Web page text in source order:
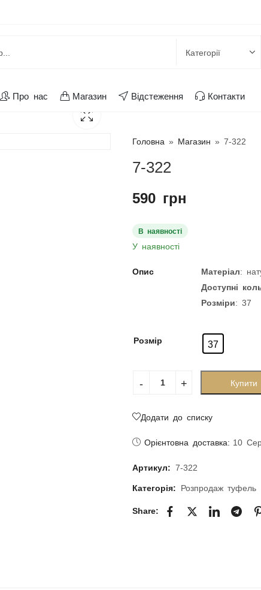
Про нас Магазин Відстеження Контакти
Головна » Магазин » 7-322
7-322
590 грн
В наявності
У наявності
Опис Матеріал:
Доступні
Розміри: 37
Розмір 37
Купити
Додати до списку
Орієнтовна доставка: 10
Артикул: 7-322
Категорія: Розпродаж туфель
Share: